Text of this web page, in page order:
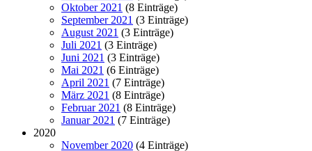
Oktober 2021 (8 Einträge)
September 2021 (3 Einträge)
August 2021 (3 Einträge)
Juli 2021 (3 Einträge)
Juni 2021 (3 Einträge)
Mai 2021 (6 Einträge)
April 2021 (7 Einträge)
März 2021 (8 Einträge)
Februar 2021 (8 Einträge)
Januar 2021 (7 Einträge)
2020
November 2020 (4 Einträge)